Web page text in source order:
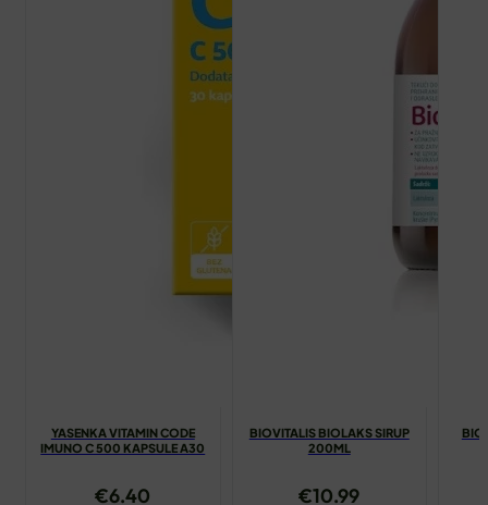
YASENKA VITAMIN CODE
IMUNO C 500 KAPSULE A30
€6.40
BIOVITALIS BIOLAKS SIRUP
200ML
€10.99